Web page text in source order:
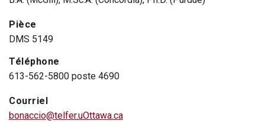
Pièce
DMS 5149
Téléphone
613-562-5800 poste 4690
Courriel
bonaccio@telfer.uOttawa.ca